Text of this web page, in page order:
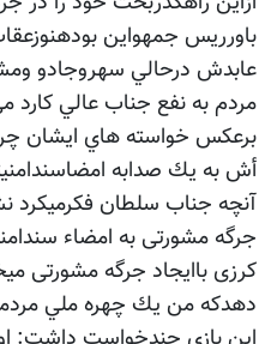
باورريس جمهواين
عابدش درحالي سهروجادو
مردم به نفع جناب عالي كارد
برعكس خواسته هاي ايشان
أش به يك صدابه
آنچه جناب سلطان فكرميكرد
جرگه مشورتی به امضاء
کرزی باایجاد جرگه مشورتی
دهدكه من يك چهره ملي